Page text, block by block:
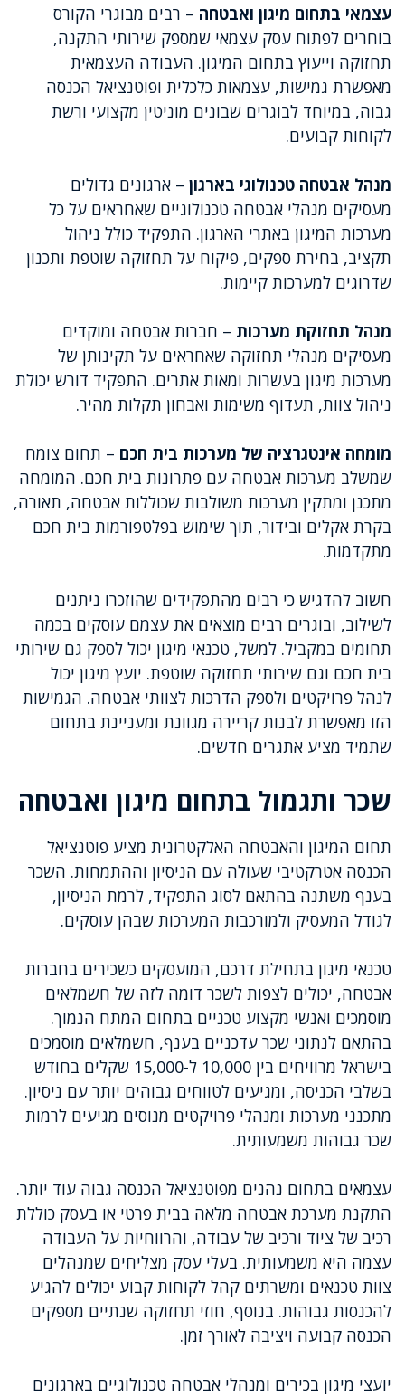
עצמאי בתחום מיגון ואבטחה – רבים מבוגרי הקורס
בוחרים לפתוח עסק עצמאי שמספק שירותי התקנה,
תחזוקה וייעוץ בתחום המיגון. העבודה העצמאית
מאפשרת גמישות, עצמאות כלכלית ופוטנציאל הכנסה
גבוה, במיוחד לבוגרים שבונים מוניטין מקצועי ורשת
לקוחות קבועים.
מנהל אבטחה טכנולוגי בארגון – ארגונים גדולים
מעסיקים מנהלי אבטחה טכנולוגיים שאחראים על כל
מערכות המיגון באתרי הארגון. התפקיד כולל ניהול
תקציב, בחירת ספקים, פיקוח על תחזוקה שוטפת ותכנון
שדרוגים למערכות קיימות.
מנהל תחזוקת מערכות – חברות אבטחה ומוקדים
מעסיקים מנהלי תחזוקה שאחראים על תקינותן של
מערכות מיגון בעשרות ומאות אתרים. התפקיד דורש יכולת
ניהול צוות, תעדוף משימות ואבחון תקלות מהיר.
מומחה אינטגרציה של מערכות בית חכם – תחום צומח
שמשלב מערכות אבטחה עם פתרונות בית חכם. המומחה
מתכנן ומתקין מערכות משולבות שכוללות אבטחה, תאורה,
בקרת אקלים ובידור, תוך שימוש בפלטפורמות בית חכם
מתקדמות.
חשוב להדגיש כי רבים מהתפקידים שהוזכרו ניתנים
לשילוב, ובוגרים רבים מוצאים את עצמם עוסקים בכמה
תחומים במקביל. למשל, טכנאי מיגון יכול לספק גם שירותי
בית חכם וגם שירותי תחזוקה שוטפת. יועץ מיגון יכול
לנהל פרויקטים ולספק הדרכות לצוותי אבטחה. הגמישות
הזו מאפשרת לבנות קריירה מגוונת ומעניינת בתחום
שתמיד מציע אתגרים חדשים.
שכר ותגמול בתחום מיגון ואבטחה
תחום המיגון והאבטחה האלקטרונית מציע פוטנציאל
הכנסה אטרקטיבי שעולה עם הניסיון וההתמחות. השכר
בענף משתנה בהתאם לסוג התפקיד, לרמת הניסיון,
לגודל המעסיק ולמורכבות המערכות שבהן עוסקים.
טכנאי מיגון בתחילת דרכם, המועסקים כשכירים בחברות
אבטחה, יכולים לצפות לשכר דומה לזה של חשמלאים
מוסמכים ואנשי מקצוע טכניים בתחום המתח הנמוך.
בהתאם לנתוני שכר עדכניים בענף, חשמלאים מוסמכים
בישראל מרוויחים בין 10,000 ל-15,000 שקלים בחודש
בשלבי הכניסה, ומגיעים לטווחים גבוהים יותר עם ניסיון.
מתכנני מערכות ומנהלי פרויקטים מנוסים מגיעים לרמות
שכר גבוהות משמעותית.
עצמאים בתחום נהנים מפוטנציאל הכנסה גבוה עוד יותר.
התקנת מערכת אבטחה מלאה בבית פרטי או בעסק כוללת
רכיב של ציוד ורכיב של עבודה, והרווחיות על העבודה
עצמה היא משמעותית. בעלי עסק מצליחים שמנהלים
צוות טכנאים ומשרתים קהל לקוחות קבוע יכולים להגיע
להכנסות גבוהות. בנוסף, חוזי תחזוקה שנתיים מספקים
הכנסה קבועה ויציבה לאורך זמן.
יועצי מיגון בכירים ומנהלי אבטחה טכנולוגיים בארגונים